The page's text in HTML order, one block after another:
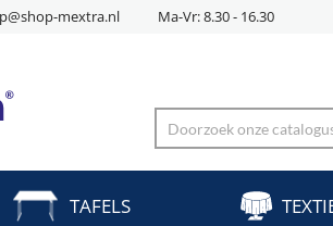
mextra.nl Ma-Vr: 8.30 - 16.30
TAFELS